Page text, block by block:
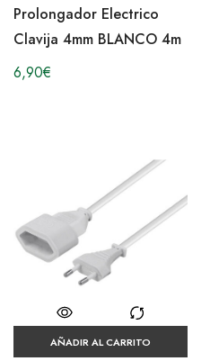
Prolongador Electrico
Clavija 4mm BLANCO 4m
6,90€
AÑADIR AL CARRITO